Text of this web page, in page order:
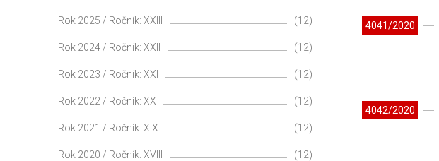
4041/2020
4042/2020
Rok 2025 / Ročník: XXIII (12)
Rok 2024 / Ročník: XXII (12)
Rok 2023 / Ročník: XXI (12)
Rok 2022 / Ročník: XX (12)
Rok 2021 / Ročník: XIX (12)
Rok 2020 / Ročník: XVIII (12)